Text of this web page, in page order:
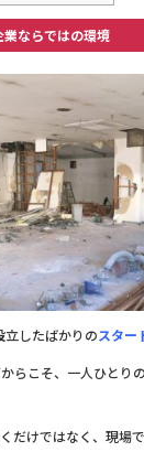
業ならではの環境
したばかりのスター
らこそ、一人ひとり
だけではなく、現場